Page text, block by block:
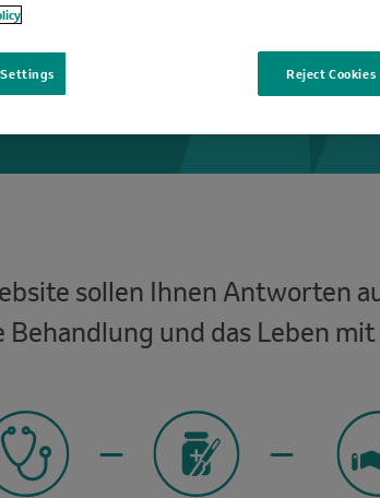
sollen Ihnen Antworten
und das Leben
Reject Cookies